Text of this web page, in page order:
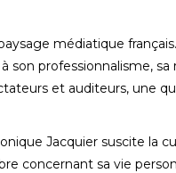
médiatique
son professionnalisme,
et auditeurs, une
Jacquier suscite la
concernant sa vie